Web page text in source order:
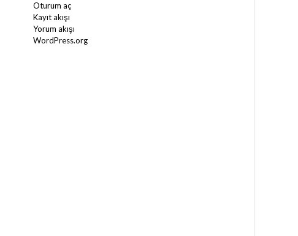
Oturum aç
Kayıt akışı
Yorum akışı
WordPress.org